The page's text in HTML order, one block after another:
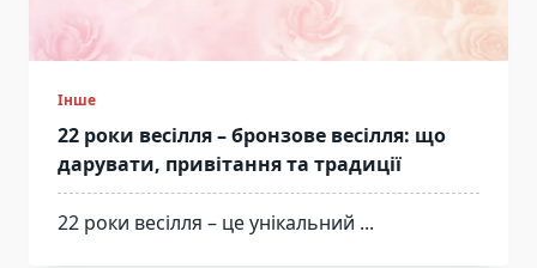
Інше
22 роки весілля – бронзове весілля: що
дарувати, привітання та традиції
22 роки весілля – це унікальний ...